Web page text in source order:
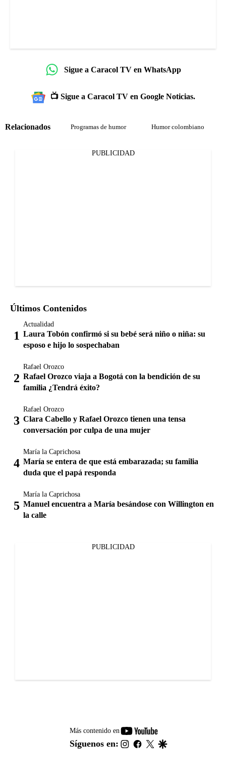
Sigue a Caracol TV en WhatsApp
📺 Sigue a Caracol TV en Google Noticias.
Relacionados Programas de humor Humor colombiano
PUBLICIDAD
Últimos Contenidos
Actualidad
Laura Tobón confirmó si su bebé será niño o niña: su
esposo e hijo lo sospechaban
Rafael Orozco
Rafael Orozco viaja a Bogotá con la bendición de su
familia ¿Tendrá éxito?
Rafael Orozco
Clara Cabello y Rafael Orozco tienen una tensa
conversación por culpa de una mujer
María la Caprichosa
María se entera de que está embarazada; su familia
duda que el papá responda
María la Caprichosa
Manuel encuentra a María besándose con Willington en
la calle
PUBLICIDAD
Más contenido en
youtube-
footer
Síguenos en: instagram
facebook
twitter